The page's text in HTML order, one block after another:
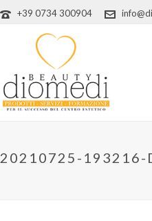
+39 0734 300904
20210725-193216-